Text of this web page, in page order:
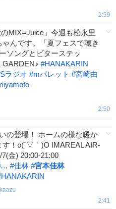
2:59
MIX=Juice」今週も松永里
んです。「夏フェスで聴き
ソングとビターステッ
#HANAKARIN
ラジオ #mパレット #宮崎由
2:50
の登場！ ホームの様な暖か
す！o(´▽｀)O IMAREAL AIR-
金) 20:00-21:00
#佳林 #宮本佳林
HANAKARIN
2:41